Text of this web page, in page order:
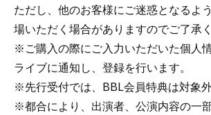
ただし、他のお客様にご迷惑となるよ
場いただく場合がありますのでご了承く
※ご購入の際にご入力いただいた個人
ライブに通知し、登録を行います。
※先行受付では、BBL会員特典は対象外
※都合により、出演者、公演内容の一